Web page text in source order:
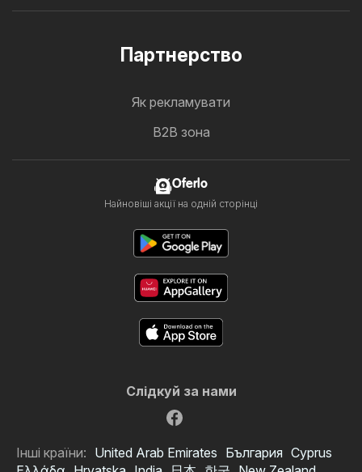
Партнерство
Як рекламувати
B2B зона
Oferlo
Найновіші акції на одній сторінці
Слідкуй за нами
Інші країни: United Arab Emirates България Cyprus